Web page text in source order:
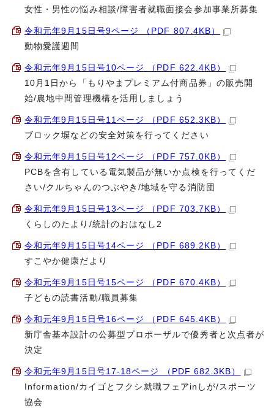
女性・男性の悩み相談/障害者就職面接会参加事業所募集
令和元年9月15日号9ページ （PDF 807.4KB）
動物愛護週間
令和元年9月15日号10ページ （PDF 622.4KB）
10月1日から「もりやまプレミアム付商品券」の販売開
始/農地中間管理機構を活用しましょう
令和元年9月15日号11ページ （PDF 652.3KB）
ブロック塀などの安全対策を行ってください
令和元年9月15日号12ページ （PDF 757.0KB）
PCBを含有している電気製品が無いか点検を行ってくだ
さい/クルちゃんのつぶやき/地域を守る消防団
令和元年9月15日号13ページ （PDF 703.7KB）
くらしのたより/統計のおはなし2
令和元年9月15日号14ページ （PDF 689.2KB）
すこやか健康だより
令和元年9月15日号15ページ （PDF 670.4KB）
子どもの読書活動/職員募集
令和元年9月15日号16ページ （PDF 645.4KB）
新庁舎基本設計の公募型プロポーザルで優秀者と次点者が
決定
令和元年9月15日号17-18ページ （PDF 682.3KB）
Information/カイゴとフクシ就職フェアinしが/スポーツ
協会